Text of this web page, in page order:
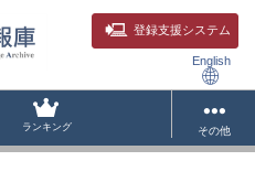
登録支援システム
English
ランキング その他